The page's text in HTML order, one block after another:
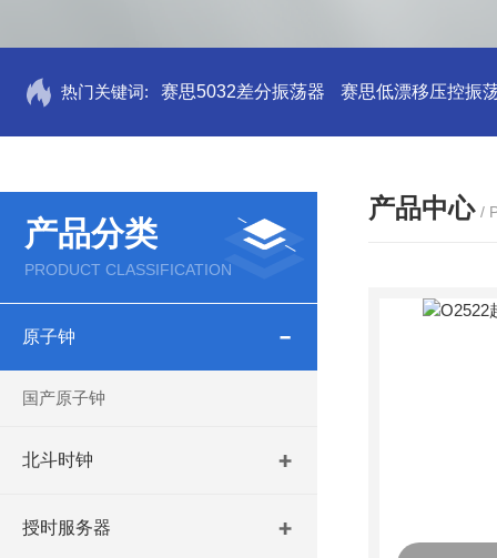
热门关键词: 赛思5032差分振荡器 赛思低漂移压控振
产品分类
PRODUCT CLASSIFICATION
原子钟
国产原子钟
北斗时钟
授时服务器
产品中心 /